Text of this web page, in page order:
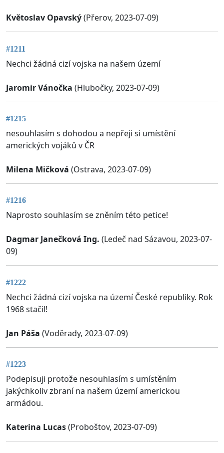
Květoslav Opavský(Přerov, 2023-07-09)
#1211
Nechci žádná cizí vojska na našem území
Jaromir Vánočka (Hlubočky, 2023-07-09)
#1215
nesouhlasím s dohodou a nepřeji si umístění
amerických vojáků v ČR
Milena Mičková (Ostrava, 2023-07-09)
#1216
Naprosto souhlasím se zněním této petice!
Dagmar Janečková Ing. (Ledeč nad Sázavou, 2023-07-
09)
#1222
Nechci žádná cizí vojska na území České republiky. Rok
1968 stačil!
Jan Páša (Voděrady, 2023-07-09)
#1223
Podepisuji protože nesouhlasím s umístěním
jakýchkoliv zbraní na našem území americkou
armádou.
Katerina Lucas(Proboštov, 2023-07-09)